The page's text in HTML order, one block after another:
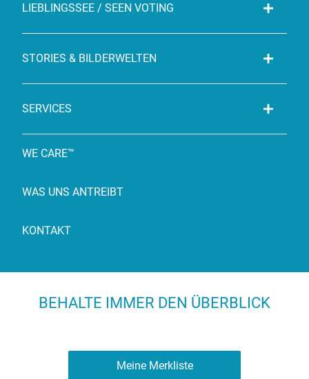
LIEBLINGSSEE / SEEN VOTING
STORIES & BILDERWELTEN
SERVICES
WE CARE™
WAS UNS ANTREIBT
KONTAKT
BEHALTE IMMER DEN ÜBERBLICK
Meine Merkliste